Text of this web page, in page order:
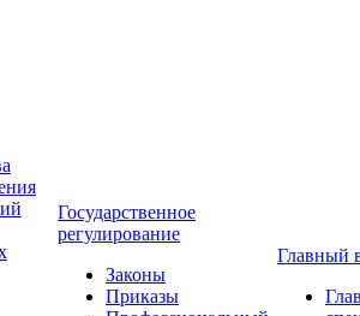
Государственное
регулирование
Законы
Приказы
Главный